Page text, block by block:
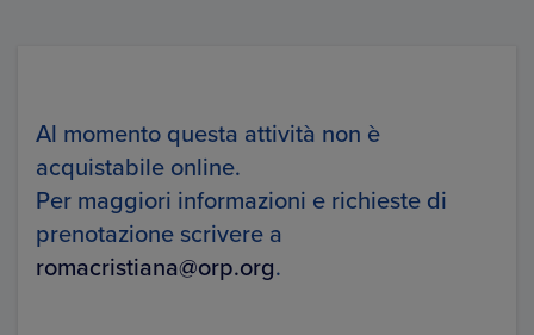
Al momento questa attività non è
acquistabile online.
Per maggiori informazioni e richieste di
prenotazione scrivere a
romacristiana@orp.org.